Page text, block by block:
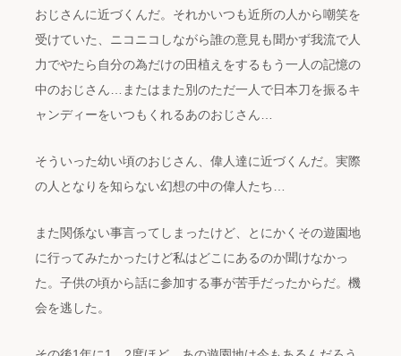
おじさんに近づくんだ。それかいつも近所の人から嘲笑を
受けていた、ニコニコしながら誰の意見も聞かず我流で人
力でやたら自分の為だけの田植えをするもう一人の記憶の
中のおじさん…またはまた別のただ一人で日本刀を振るキ
ャンディーをいつもくれるあのおじさん…
そういった幼い頃のおじさん、偉人達に近づくんだ。実際
の人となりを知らない幻想の中の偉人たち…
また関係ない事言ってしまったけど、とにかくその遊園地
に行ってみたかったけど私はどこにあるのか聞けなかっ
た。子供の頃から話に参加する事が苦手だったからだ。機
会を逃した。